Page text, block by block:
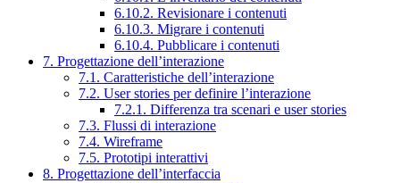
6.10.2. Revisionare i contenuti
6.10.3. Migrare i contenuti
6.10.4. Pubblicare i contenuti
7. Progettazione dell’interazione
7.1. Caratteristiche dell’interazione
7.2. User stories per definire l’interazione
7.2.1. Differenza tra scenari e user stories
7.3. Flussi di interazione
7.4. Wireframe
7.5. Prototipi interattivi
8. Progettazione dell’interfaccia